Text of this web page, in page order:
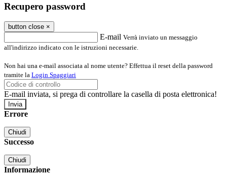
Recupero password
button close ×
E-mail Verrà inviato un messaggio
all'indirizzo indicato con le istruzioni necessarie.
Non hai una e-mail associata al nome utente? Effettua il reset della password
tramite la Login Spaggiari
E-mail inviata, si prega di controllare la casella di posta elettronica!
Errore
Chiudi
Successo
Chiudi
Informazione